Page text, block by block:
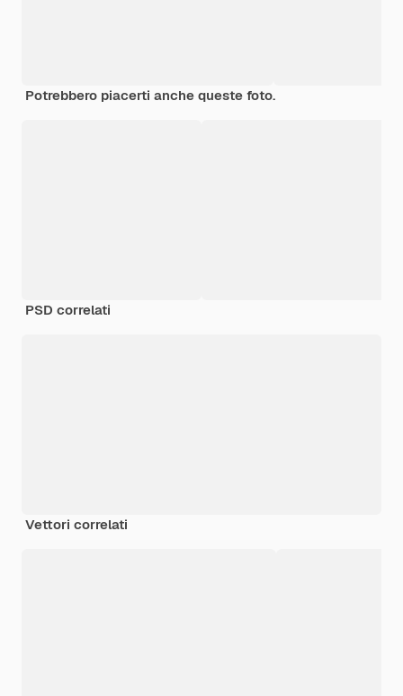
Potrebbero piacerti anche queste foto.
PSD correlati
Vettori correlati